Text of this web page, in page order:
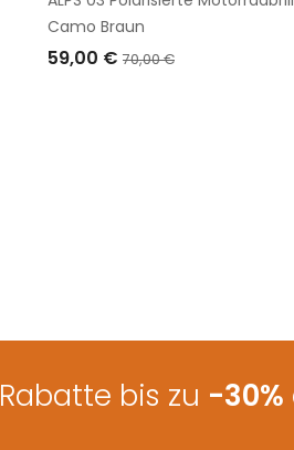
Camo Braun
59,00 € 70,00 €
Rabatte bis zu -30%